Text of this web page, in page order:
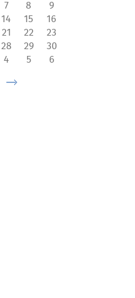
7 8
9
14 15
16
21 22
23
28 29
30
4 5 6